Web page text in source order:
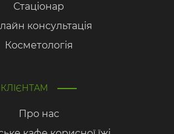
Стаціонар
консультація
Косметологія
КЛІЄНТАМ
Про нас